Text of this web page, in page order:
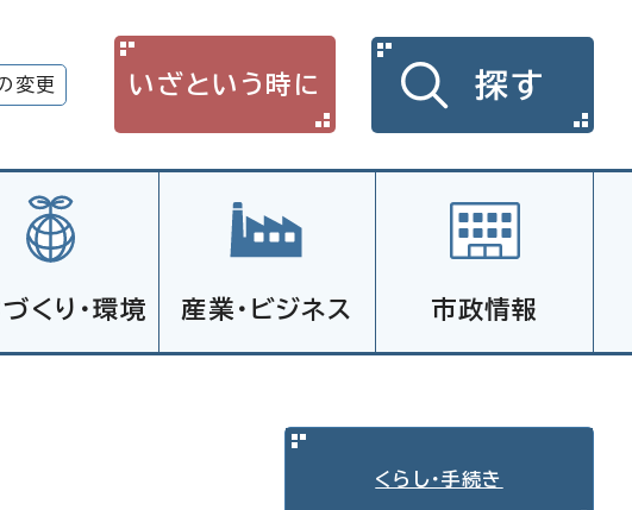
変更 いざという時に 探す
くり・環境 産業・ビジネス 市政情報
くらし・手続き